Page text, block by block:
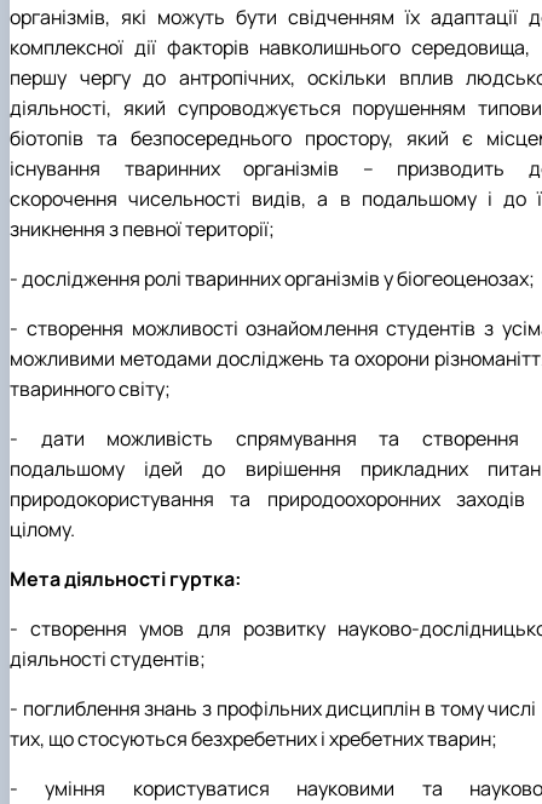
організмів, які можуть бути свідченням їх адаптації
комплексної дії факторів навколишнього середовища,
першу чергу до антропічних, оскільки вплив
діяльності, який супроводжується порушенням
біотопів та безпосереднього простору, який є
існування тваринних організмів – призводить
скорочення чисельності видів, а в подальшому і до
зникнення з певної території;
- дослідження ролі тваринних організмів у біогеоценозах;
- створення можливості ознайомлення студентів з
можливими методами досліджень та охорони
тваринного світу;
- дати можливість спрямування та створення
подальшому ідей до вирішення прикладних
природокористування та природоохоронних заходів
цілому.
Мета діяльності гуртка:
- створення умов для розвитку науково-
діяльності студентів;
- поглиблення знань з профільних дисциплін в тому числі
тих, що стосуються безхребетних і хребетних тварин;
- уміння користуватися науковими та